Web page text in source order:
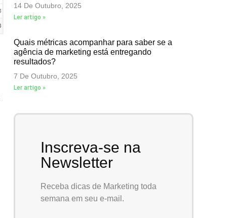
14 De Outubro, 2025
Ler artigo »
Quais métricas acompanhar para saber se a
agência de marketing está entregando
resultados?
7 De Outubro, 2025
Ler artigo »
Inscreva-se na
Newsletter
Receba dicas de Marketing toda
semana em seu e-mail.